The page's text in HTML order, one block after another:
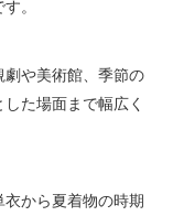
。
劇や美術館、季節の
た場面まで幅広く
衣から夏着物の時期